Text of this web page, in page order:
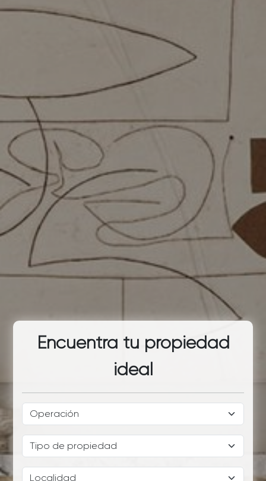
Encuentra tu propiedad
ideal